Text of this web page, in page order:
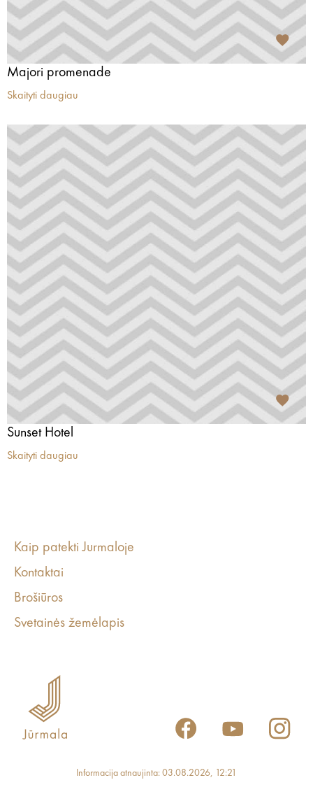
Majori promenade
Skaityti daugiau
Sunset Hotel
Skaityti daugiau
Kaip patekti Jurmaloje
Kontaktai
Brošiūros
Svetainės žemėlapis
Informacija atnaujinta: 03.08.2026, 12:21